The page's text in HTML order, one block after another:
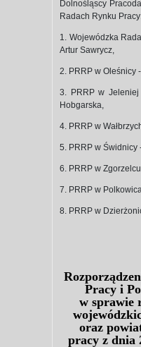
Dolnośląscy
Radach Rynku
1. Wojewódzka
Artur Sawrycz,
2. PRRP w Oleśnicy
3. PRRP w
Hobgarska,
4. PRRP w
5. PRRP w Świdnicy
6. PRRP w
7. PRRP w
8. PRRP w
Pracy i
w sprawie
oraz
pracy z dnia